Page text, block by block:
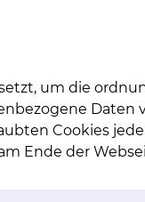
können.
Damen
Eltern ist
ihnen die
um die
Daten
Cookies
Ende der